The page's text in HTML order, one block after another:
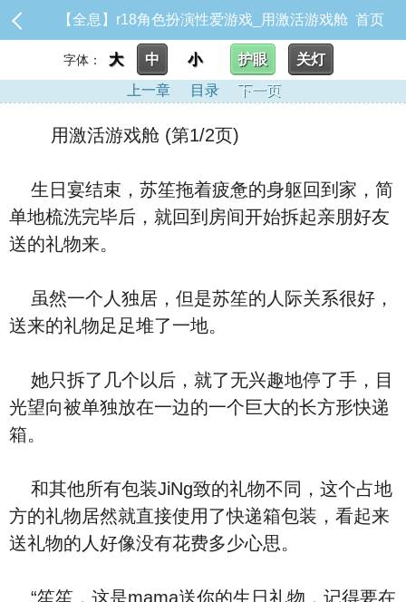
【全息】r18角色扮演性爱游戏_用激活游戏舱 首页
字体： 大 中 小 护眼
关灯
上一章
目录 下一页
用激活游戏舱 (第1/2页)
生日宴结束，苏笙拖着疲惫的身躯回到家，简
单地梳洗完毕后，就回到房间开始拆起亲朋好友
送的礼物来。
虽然一个人独居，但是苏笙的人际关系很好，
送来的礼物足足堆了一地。
她只拆了几个以后，就了无兴趣地停了手，目
光望向被单独放在一边的一个巨大的长方形快递
箱。
和其他所有包装JiNg致的礼物不同，这个占地
方的礼物居然就直接使用了快递箱包装，看起来
送礼物的人好像没有花费多少心思。
“笙笙，这是mama送你的生日礼物，记得要在